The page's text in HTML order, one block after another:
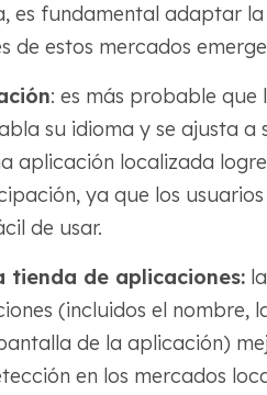
es fundamental adaptar
de estos mercados
: es más probable que
su idioma y se ajusta a
aplicación localizada
ya que los
de usar.
tienda de aplicaciones:la
(incluidos el nombre,
de la aplicación)
en los mercados